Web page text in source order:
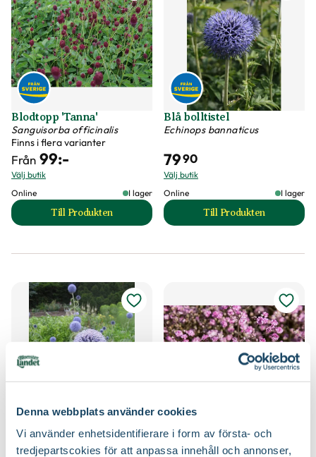
Denna webbplats använder cookies
Vi använder enhetsidentifierare i form av första- och
tredjepartscokies för att anpassa innehåll och annonser,
Blodtopp 'Tanna'
Sanguisorba officinalis
Finns i flera varianter
Från 99:-
Välj butik
Online
I lager
Till Produkten
till Blodtopp 'Tanna' produktsida
Blå bolltistel
Echinops bannaticus
7990
Välj butik
Online
I lager
Till Produkten
till Blå bolltistel
Blå bolltistel 'Veitch's Blue'
Brudslöja 'Flamingo'
Gypsophila paniculata